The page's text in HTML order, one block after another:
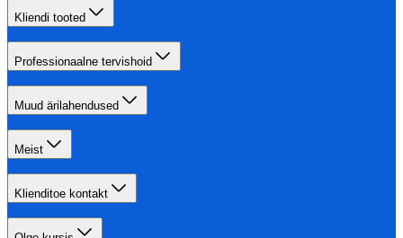
Kliendi tooted
Professionaalne tervishoid
Muud ärilahendused
Meist
Klienditoe kontakt